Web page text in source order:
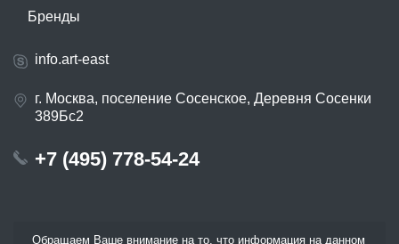
Бренды
info.art-east
г. Москва, поселение Сосенское, Деревня Сосенки
389Бс2
+7 (495) 778-54-24
Обращаем Ваше внимание на то, что информация на данном